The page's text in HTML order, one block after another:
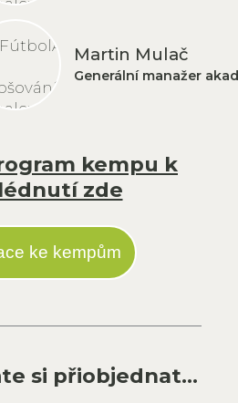
Martin Mulač
Generální manažer
kempu k
zde
ke kempům
si přiobjednat...